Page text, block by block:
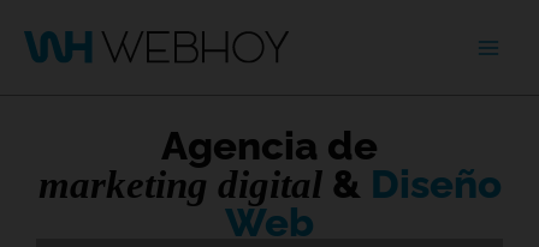
contenido
Agencia de
marketing digital& Diseño
Web